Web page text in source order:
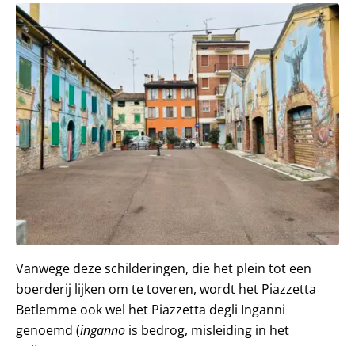
Vanwege deze schilderingen, die het plein tot een
boerderij lijken om te toveren, wordt het Piazzetta
Betlemme ook wel het Piazzetta degli Inganni
genoemd (inganno is bedrog, misleiding in het